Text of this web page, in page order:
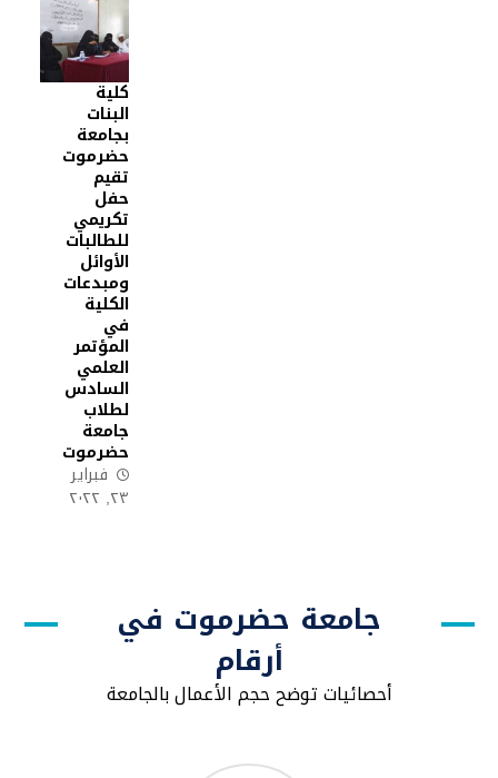
كلية
البنات
بجامعة
حضرموت
تقيم
حفل
تكريمي
للطالبات
الأوائل
ومبدعات
الكلية
في
المؤتمر
العلمي
السادس
لطلاب
جامعة
حضرموت
فبراير
٢٣, ٢٠٢٢
جامعة حضرموت في
أرقام
أحصائيات توضح حجم الأعمال بالجامعة